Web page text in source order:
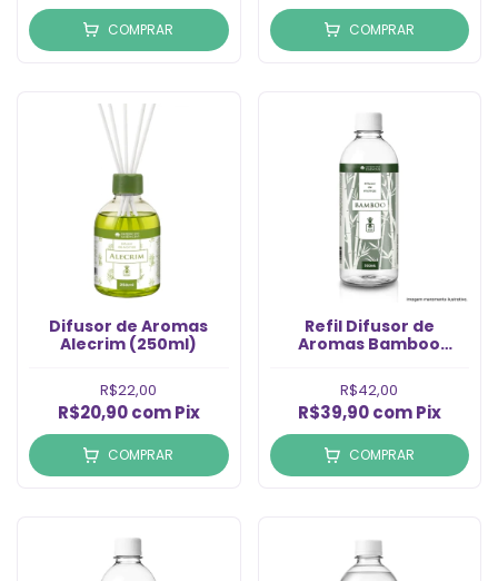
COMPRAR COMPRAR
Difusor de Aromas
Alecrim (250ml)
R$22,00
R$20,90com Pix
COMPRAR
Refil Difusor de
Aromas Bamboo
R$42,00
R$39,90com Pix
COMPRAR